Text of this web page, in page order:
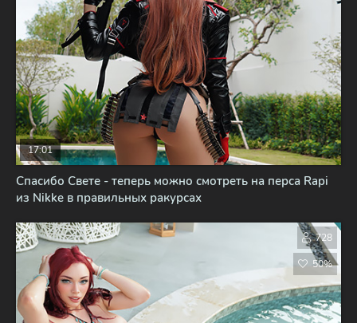
Спасибо Свете - теперь можно смотреть на перса Rapi
из Nikke в правильных ракурсах
17:01
728
50%